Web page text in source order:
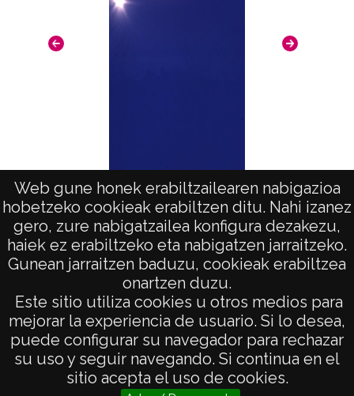
Web gune honek erabiltzailearen nabigazioa
hobetzeko cookieak erabiltzen ditu. Nahi izanez
gero, zure nabigatzailea konfigura dezakezu,
haiek ez erabiltzeko eta nabigatzen jarraitzeko.
Gunean jarraitzen baduzu, cookieak erabiltzea
onartzen duzu.
Este sitio utiliza cookies u otros medios para
mejorar la experiencia de usuario. Si lo desea,
puede configurar su navegador para rechazar
su uso y seguir navegando. Si continua en el
sitio acepta el uso de cookies.
Fantasía en Alava: Villanañe
AVISO LEGAL
POLÍTICA DE PRIVACIDAD
ACCESIBILIDAD
ATENCIÓN CIUDADANA